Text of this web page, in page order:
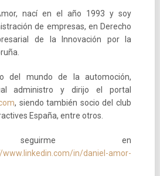
nací en el año 1993 y soy
de empresas, en Derecho
de la Innovación por la
del mundo de la automoción,
administro y dirijo el portal
, siendo también socio del club
España, entre otros.
seguirme en
www.linkedin.com/in/daniel-amor-